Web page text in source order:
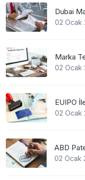
Dubai
02 Ocak
Marka
02 Ocak
EUIPO
02 Ocak
02 Ocak